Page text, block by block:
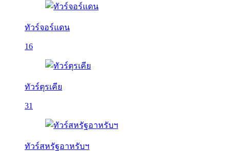
ทัวร์จอร์แดน
16
ทัวร์ตุรเคีย
31
ทัวร์สหรัฐอาหรับฯ